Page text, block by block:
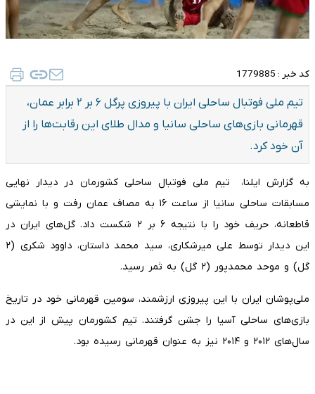
کد خبر : 1779885
تیم ملی فوتبال ساحلی ایران با پیروزی پرگل ۶ بر ۲ برابر عمان،
قهرمانی بازی‌های ساحلی سانیا و مدال طلای این رقابت‌ها را از
آن خود کرد.
به گزارش ایلنا، تیم ملی فوتبال ساحلی کشورمان در دیدار نهایی
مسابقات ساحلی سانیا از ساعت ۱۶ به مصاف عمان رفت و با نمایشی
قاطعانه، حریف خود را با نتیجه ۶ بر ۲ شکست داد. گل‌های ایران در
این دیدار توسط علی میرشکاری، سید محمد داستان، داوود شکری (۲
گل) و موحد محمدپور (۲ گل) به ثمر رسید.
ملی‌پوشان ایران با این پیروزی ارزشمند، سومین قهرمانی خود در تاریخ
بازی‌های ساحلی آسیا را جشن گرفتند. تیم کشورمان پیش از این در
سال‌های ۲۰۱۲ و ۲۰۱۴ نیز به عنوان قهرمانی رسیده بود.